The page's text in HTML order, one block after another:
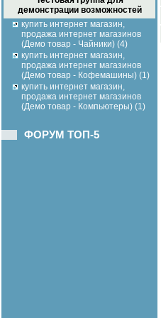
демонстрации возможностей
купить интернет магазин,
продажа интернет магазинов
(Демо товар - Чайники) (4)
купить интернет магазин,
продажа интернет магазинов
(Демо товар - Кофемашины) (1)
купить интернет магазин,
продажа интернет магазинов
(Демо товар - Компьютеры) (1)
ФОРУМ ТОП-5